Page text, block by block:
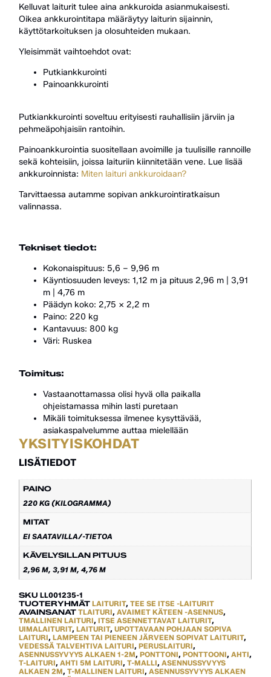
Kelluvat laiturit tulee aina ankkuroida asianmukaisesti.
Oikea ankkurointitapa määräytyy laiturin sijainnin,
käyttötarkoituksen ja olosuhteiden mukaan.
Yleisimmät vaihtoehdot ovat:
Putkiankkurointi
Painoankkurointi
Putkiankkurointi soveltuu erityisesti rauhallisiin järviin ja
pehmeäpohjaisiin rantoihin.
Painoankkurointia suositellaan avoimille ja tuulisille rannoille
sekä kohteisiin, joissa laituriin kiinnitetään vene. Lue lisää
ankkuroinnista: Miten laituri ankkuroidaan?
Tarvittaessa autamme sopivan ankkurointiratkaisun
valinnassa.
Tekniset tiedot:
Kokonaispituus: 5,6 – 9,96 m
Käyntiosuuden leveys: 1,12 m ja pituus 2,96 m | 3,91
m | 4,76 m
Päädyn koko: 2,75 x 2,2 m
Paino: 220 kg
Kantavuus: 800 kg
Väri: Ruskea
Toimitus:
Vastaanottamassa olisi hyvä olla paikalla
ohjeistamassa mihin lasti puretaan
Mikäli toimituksessa ilmenee kysyttävää,
asiakaspalvelumme auttaa mielellään
YKSITYISKOHDAT
LISÄTIEDOT
PAINO
220 KG (KILOGRAMMA)
MITAT
EI SAATAVILLA/-TIETOA
KÄVELYSILLAN PITUUS
2,96 M, 3,91 M, 4,76 M
SKULL001235-1
TUOTERYHMÄT LAITURIT,TEE SE ITSE -LAITURIT
AVAINSANAT TLAITURI,AVAIMET KÄTEEN -ASENNUS,
TMALLINEN LAITURI,ITSE ASENNETTAVAT LAITURIT,
UIMALAITURIT,LAITURIT,UPOTTAVAAN POHJAAN SOPIVA
LAITURI,LAMPEEN TAI PIENEEN JÄRVEEN SOPIVAT LAITURIT,
VEDESSÄ TALVEHTIVA LAITURI,PERUSLAITURI,
ASENNUSSYVYYS ALKAEN 1-2M,PONTTONI,PONTTOONI,AHTI,
T-LAITURI,AHTI 5M LAITURI,T-MALLI,ASENNUSSYVYYS
ALKAEN 2M,T-MALLINEN LAITURI,ASENNUSSYVYYS ALKAEN